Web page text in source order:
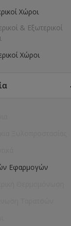
Χώροι
Χώροι
Εφαρμογών